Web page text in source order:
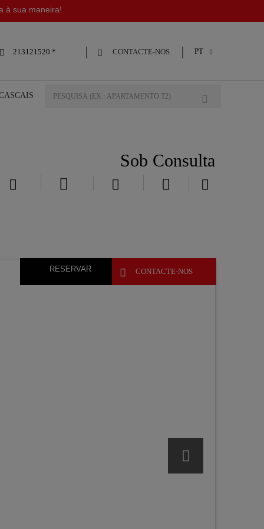
PT 
CONTACTE-NOS
 213121520 * 
à sua maneira!
Sob Consulta
    
 CONTACTE-NOS
RESERVAR